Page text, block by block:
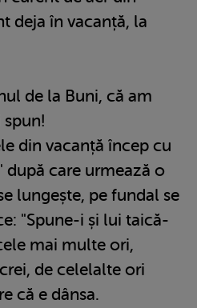
deja în vacanță, la
de la Buni, că am
din vacanță încep cu
care urmează o
lungește, pe fundal se
"Spune-i și lui taică-
mai multe ori,
de celelalte ori
că e dânsa.